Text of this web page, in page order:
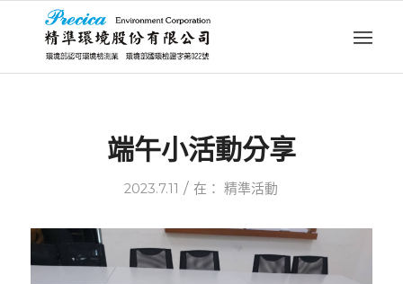
端午小活動分享
2023.7.11 / 在：精準活動